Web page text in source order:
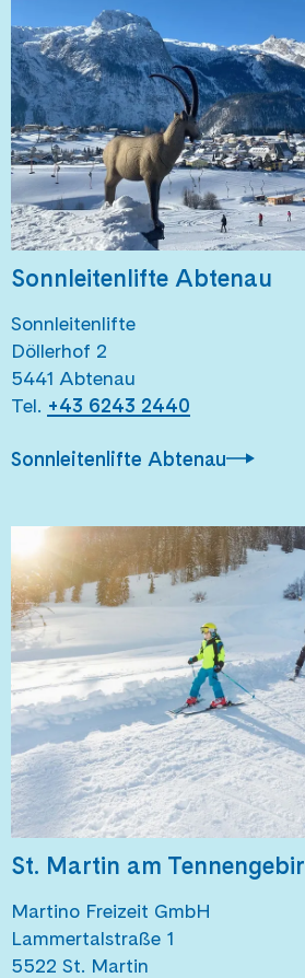
Sonnleitenlifte Abtenau
Sonnleitenlifte
Döllerhof 2
5441 Abtenau
Tel. +43 6243 2440
Sonnleitenlifte Abtenau
St. Martin am
Martino Freizeit GmbH
Lammertalstraße 1
5522 St. Martin